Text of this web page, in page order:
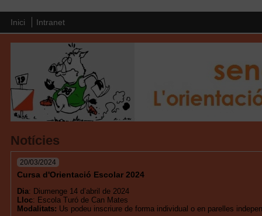
Inici Intranet
Notícies
20/03/2024
Cursa d'Orientació Escolar 2024
Dia: Diumenge 14 d’abril de 2024
Lloc: Escola Turó de Can Mates
Modalitats: Us podeu inscriure de forma individual o en parelles